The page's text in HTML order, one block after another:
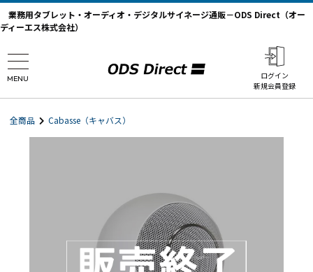
業務用タブレット・オーディオ・デジタルサイネージ通販－ODS Direct（オー
ディーエス株式会社）
MENU
ログイン
新規会員登録
全商品 Cabasse（キャバス）